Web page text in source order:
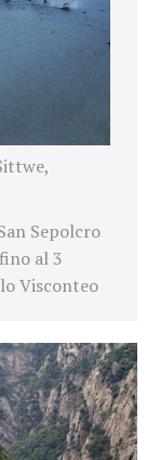
Sepolcro
al 3
Visconteo